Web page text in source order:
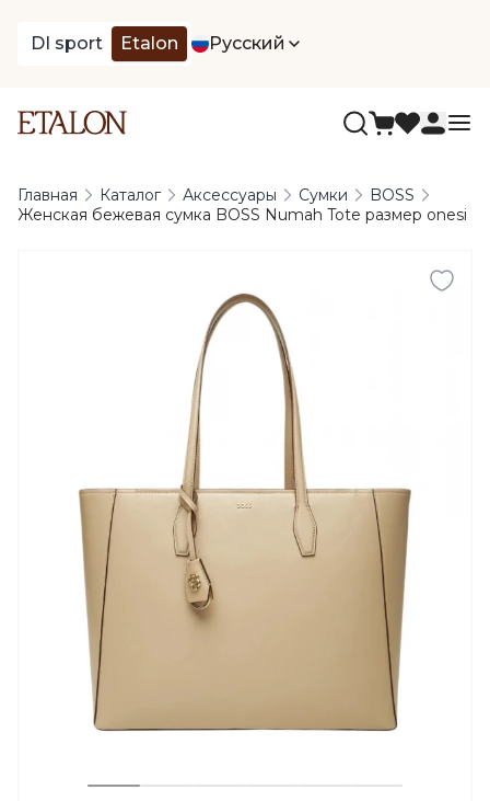
DI sport Etalon Русский
Главная Каталог Аксессуары Сумки
BOSS
Женская бежевая сумка BOSS Numah Tote размер onesi